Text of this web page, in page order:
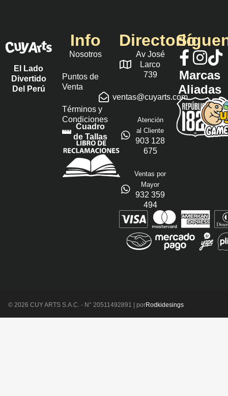
El Lado
Divertido
Del Perú
Info
Nosotros
Puntos de
Venta
Términos y
Condiciones
Cuadro
de Tallas
Directorio
Av José
Larco
739
ventas@cuyarts.com
Atención
al Cliente
903 128
675
Ventas por
Mayor
932 359
494
Marcas
Aliadas
© 2026 CUY ARTS S.A.C. - N° 20511492891 | porRodkidesings